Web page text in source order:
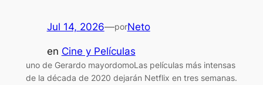
Jul 14, 2026—porNeto
en Cine y Películas
uno de Gerardo mayordomoLas películas más intensas
de la década de 2020 dejarán Netflix en tres semanas.